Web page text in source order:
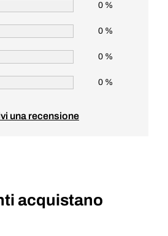
0 %
0 %
0 %
0 %
una recensione
acquistano